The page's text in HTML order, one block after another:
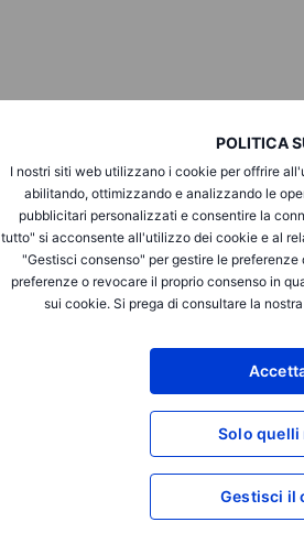
POLITICA
I nostri siti web utilizzano i cookie per offrire
abilitando, ottimizzando e analizzando le
pubblicitari personalizzati e consentire la
tutto" si acconsente all'utilizzo dei cookie e al
"Gestisci consenso" per gestire le
preferenze o revocare il proprio consenso in
sui cookie. Si prega di consultare la nostra
Solo quelli
Gestisci il